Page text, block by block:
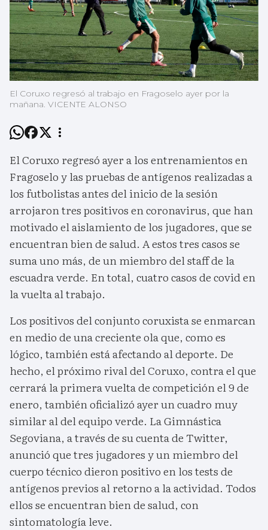
El Coruxo regresó al trabajo en Fragoselo ayer por la
mañana. VICENTE ALONSO
El Coruxo regresó ayer a los entrenamientos en
Fragoselo y las pruebas de antígenos realizadas a
los futbolistas antes del inicio de la sesión
arrojaron tres positivos en coronavirus, que han
motivado el aislamiento de los jugadores, que se
encuentran bien de salud. A estos tres casos se
suma uno más, de un miembro del staff de la
escuadra verde. En total, cuatro casos de covid en
la vuelta al trabajo.
Los positivos del conjunto coruxista se enmarcan
en medio de una creciente ola que, como es
lógico, también está afectando al deporte. De
hecho, el próximo rival del Coruxo, contra el que
cerrará la primera vuelta de competición el 9 de
enero, también oficializó ayer un cuadro muy
similar al del equipo verde. La Gimnástica
Segoviana, a través de su cuenta de Twitter,
anunció que tres jugadores y un miembro del
cuerpo técnico dieron positivo en los tests de
antígenos previos al retorno a la actividad. Todos
ellos se encuentran bien de salud, con
sintomatología leve.